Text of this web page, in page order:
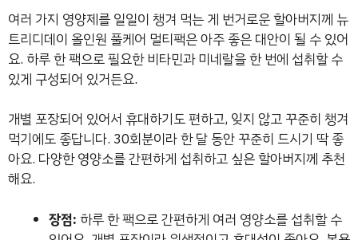
여러 가지 영양제를 일일이 챙겨 먹는 게 번거로운 할아버지께 뉴
트리디데이 올인원 풀케어 멀티팩은 아주 좋은 대안이 될 수 있어
요. 하루 한 팩으로 필요한 비타민과 미네랄을 한 번에 섭취할 수
있게 구성되어 있거든요.
개별 포장되어 있어서 휴대하기도 편하고, 잊지 않고 꾸준히 챙겨
먹기에도 좋답니다. 30회분이라 한 달 동안 꾸준히 드시기 딱 좋
아요. 다양한 영양소를 간편하게 섭취하고 싶은 할아버지께 추천
해요.
장점: 하루 한 팩으로 간편하게 여러 영양소를 섭취할 수